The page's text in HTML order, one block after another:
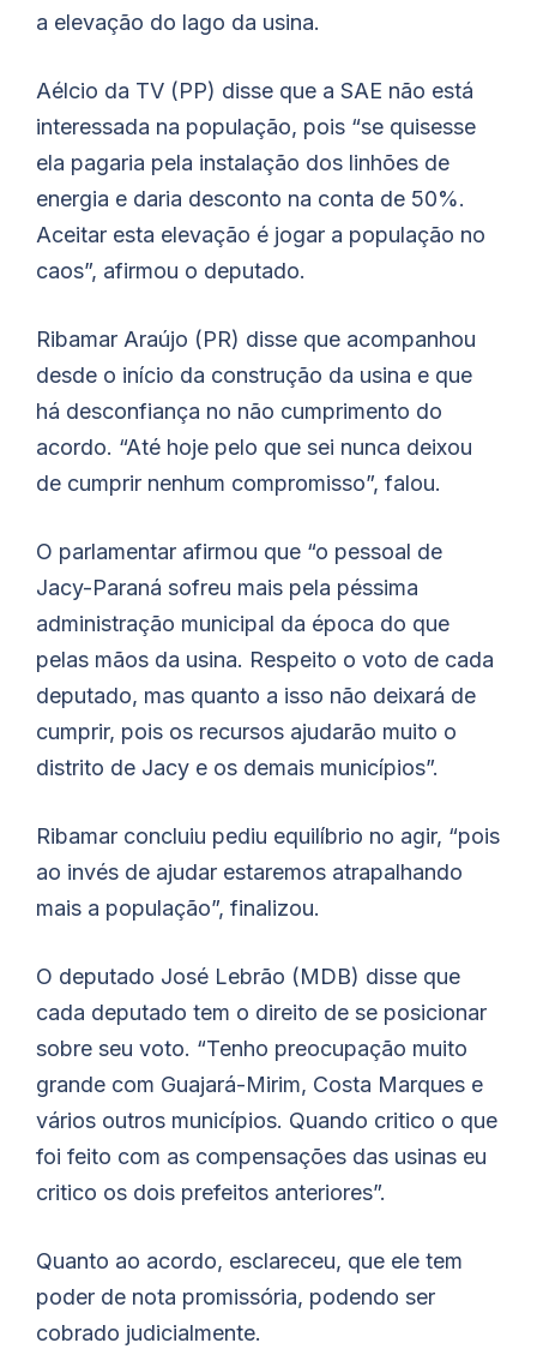
a elevação do lago da usina.
Aélcio da TV (PP) disse que a SAE não está
interessada na população, pois “se quisesse
ela pagaria pela instalação dos linhões de
energia e daria desconto na conta de 50%.
Aceitar esta elevação é jogar a população no
caos”, afirmou o deputado.
Ribamar Araújo (PR) disse que acompanhou
desde o início da construção da usina e que
há desconfiança no não cumprimento do
acordo. “Até hoje pelo que sei nunca deixou
de cumprir nenhum compromisso”, falou.
O parlamentar afirmou que “o pessoal de
Jacy-Paraná sofreu mais pela péssima
administração municipal da época do que
pelas mãos da usina. Respeito o voto de cada
deputado, mas quanto a isso não deixará de
cumprir, pois os recursos ajudarão muito o
distrito de Jacy e os demais municípios”.
Ribamar concluiu pediu equilíbrio no agir, “pois
ao invés de ajudar estaremos atrapalhando
mais a população”, finalizou.
O deputado José Lebrão (MDB) disse que
cada deputado tem o direito de se posicionar
sobre seu voto. “Tenho preocupação muito
grande com Guajará-Mirim, Costa Marques e
vários outros municípios. Quando critico o que
foi feito com as compensações das usinas eu
critico os dois prefeitos anteriores”.
Quanto ao acordo, esclareceu, que ele tem
poder de nota promissória, podendo ser
cobrado judicialmente.